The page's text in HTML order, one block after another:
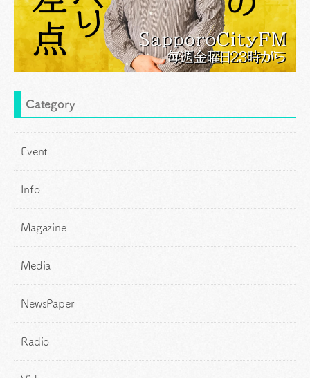
Category
Event
Info
Magazine
Media
NewsPaper
Radio